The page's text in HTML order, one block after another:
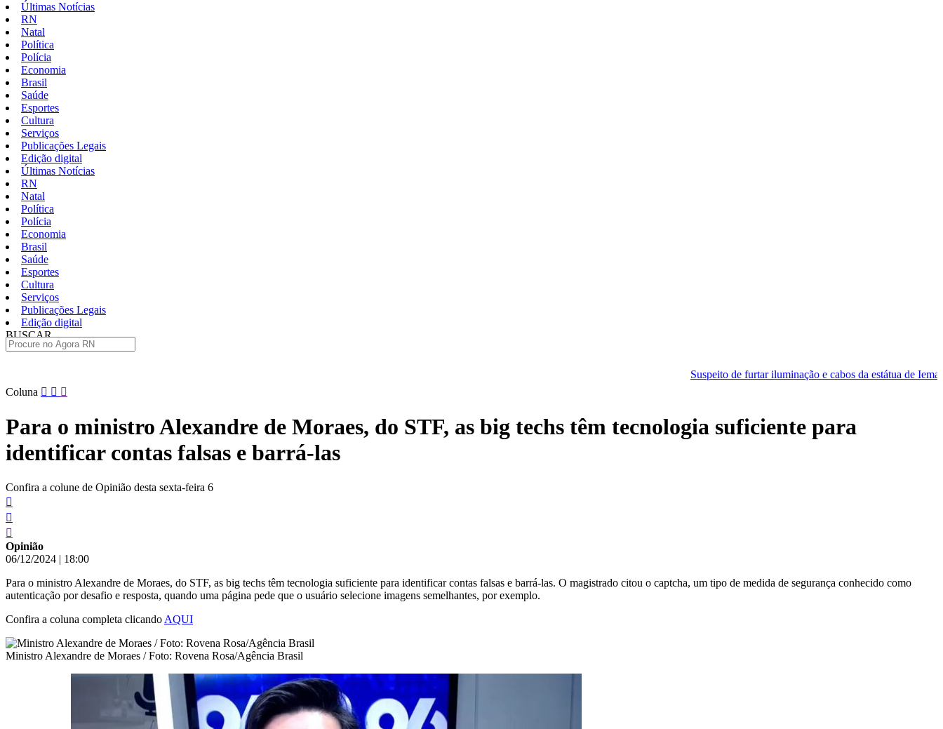
Últimas Notícias
RN
Natal
Política
Polícia
Economia
Brasil
Saúde
Esportes
Cultura
Serviços
Publicações Legais
Edição digital
Últimas Notícias
RN
Natal
Política
Polícia
Economia
Brasil
Saúde
Esportes
Cultura
Serviços
Publicações Legais
Edição digital
BUSCAR
Suspeito de furtar iluminação e cabos da estátua de Iemanjá é preso em
Pular
conteúdo
Coluna
Para o ministro Alexandre de Moraes, do STF, as big techs têm tecnologia suficiente para
identificar contas falsas e barrá-las
Confira a colune de Opinião desta sexta-feira 6
Opinião
06/12/2024 | 18:00
Para o ministro Alexandre de Moraes, do STF, as big techs têm tecnologia suficiente para identificar contas falsas e barrá-las. O magistrado citou o captcha, um tipo de medida de segurança conhecido como
autenticação por desafio e resposta, quando uma página pede que o usuário selecione imagens semelhantes, por exemplo.
Confira a coluna completa clicando AQUI
Ministro Alexandre de Moraes / Foto: Rovena Rosa/Agência Brasil